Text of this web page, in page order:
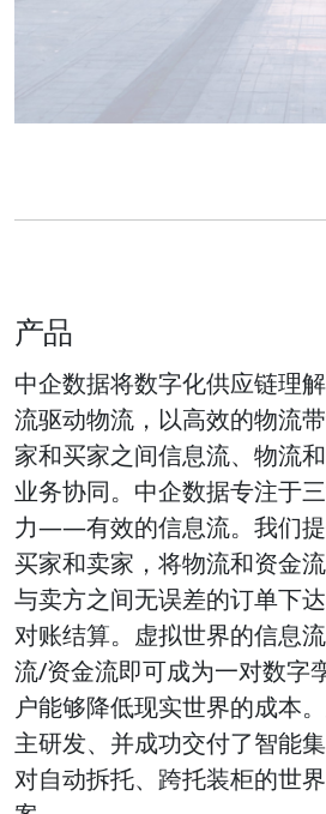
产品
中企数据将数字化供应链理
流驱动物流，以高效的物流
家和买家之间信息流、物流
业务协同。中企数据专注于
力——有效的信息流。我们
买家和卖家，将物流和资金
与卖方之间无误差的订单下
对账结算。虚拟世界的信息
流/资金流即可成为一对数字
户能够降低现实世界的成本
主研发、并成功交付了智能
对自动拆托、跨托装柜的世